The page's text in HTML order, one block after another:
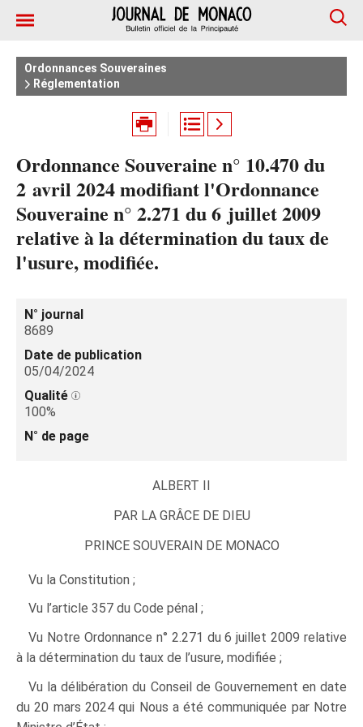
Ordonnances Souveraines
Réglementation
Ordonnance Souveraine n° 10.470 du
2 avril 2024 modifiant l'Ordonnance
Souveraine n° 2.271 du 6 juillet 2009
relative à la détermination du taux de
l'usure, modifiée.
N° journal
8689
Date de publication
05/04/2024
Qualité
100%
N° de page
ALBERT II
PAR LA GRÂCE DE DIEU
PRINCE SOUVERAIN DE MONACO
Vu la Constitution ;
Vu l’article 357 du Code pénal ;
Vu Notre Ordonnance n° 2.271 du 6 juillet 2009 relative
à la détermination du taux de l’usure, modifiée ;
Vu la délibération du Conseil de Gouvernement en date
du 20 mars 2024 qui Nous a été communiquée par Notre